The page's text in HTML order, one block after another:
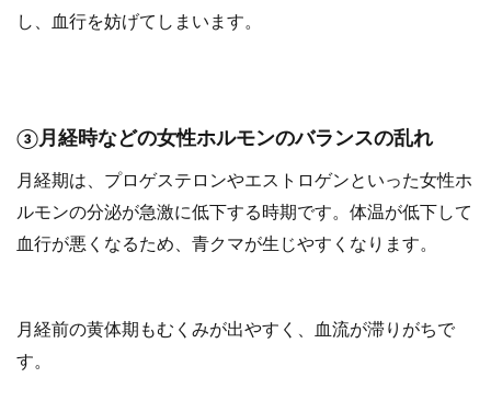
し、血行を妨げてしまいます。
③月経時などの女性ホルモンのバランスの乱れ
月経期は、プロゲステロンやエストロゲンといった女性ホ
ルモンの分泌が急激に低下する時期です。体温が低下して
血行が悪くなるため、青クマが生じやすくなります。
月経前の黄体期もむくみが出やすく、血流が滞りがちで
す。